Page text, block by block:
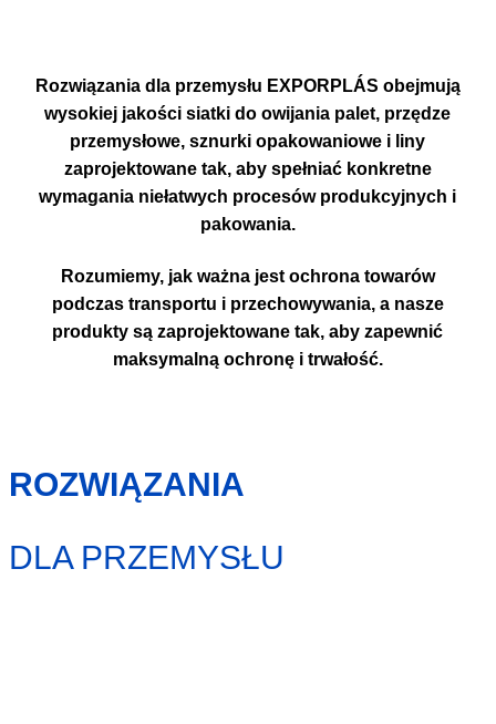
Rozwiązania dla przemysłu EXPORPLÁS obejmują
wysokiej jakości siatki do owijania palet, przędze
przemysłowe, sznurki opakowaniowe i liny
zaprojektowane tak, aby spełniać konkretne
wymagania niełatwych procesów produkcyjnych i
pakowania.
Rozumiemy, jak ważna jest ochrona towarów
podczas transportu i przechowywania, a nasze
produkty są zaprojektowane tak, abyzapewnić
maksymalną ochronę i trwałość.
ROZWIĄZANIA
DLA PRZEMYSŁU